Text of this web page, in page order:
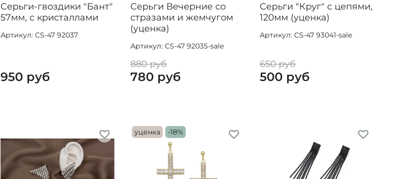
Серьги-гвоздики "Бант"
57мм, с кристаллами
Артикул: CS-47 92037
950 руб
Серьги Вечерние со
стразами и жемчугом
(уценка)
Артикул: CS-47 92035-sale
880 руб
780 руб
Серьги "Круг" с цепями,
120мм (уценка)
Артикул: CS-47 93041-sale
650 руб
500 руб
уценка -18%